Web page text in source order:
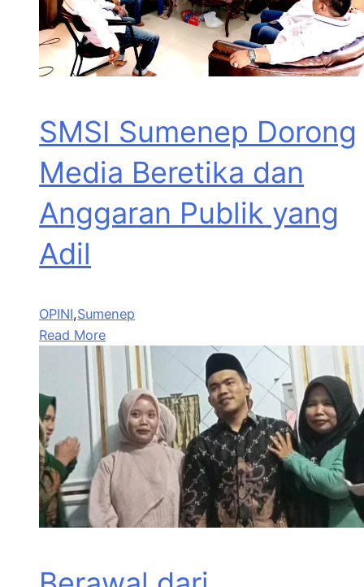
SMSI Sumenep Dorong
Media Beretika dan
Anggaran Publik yang
Adil
OPINI,Sumenep
Read More